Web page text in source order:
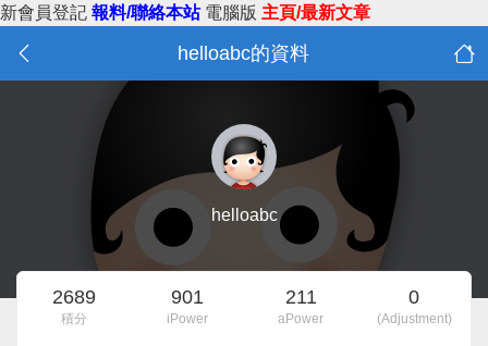
新會員登記 報料/聯絡本站 電腦版 主頁/最新文章
helloabc的資料
helloabc
2689
積分
901
iPower
211
aPower
0
(Adjustment)